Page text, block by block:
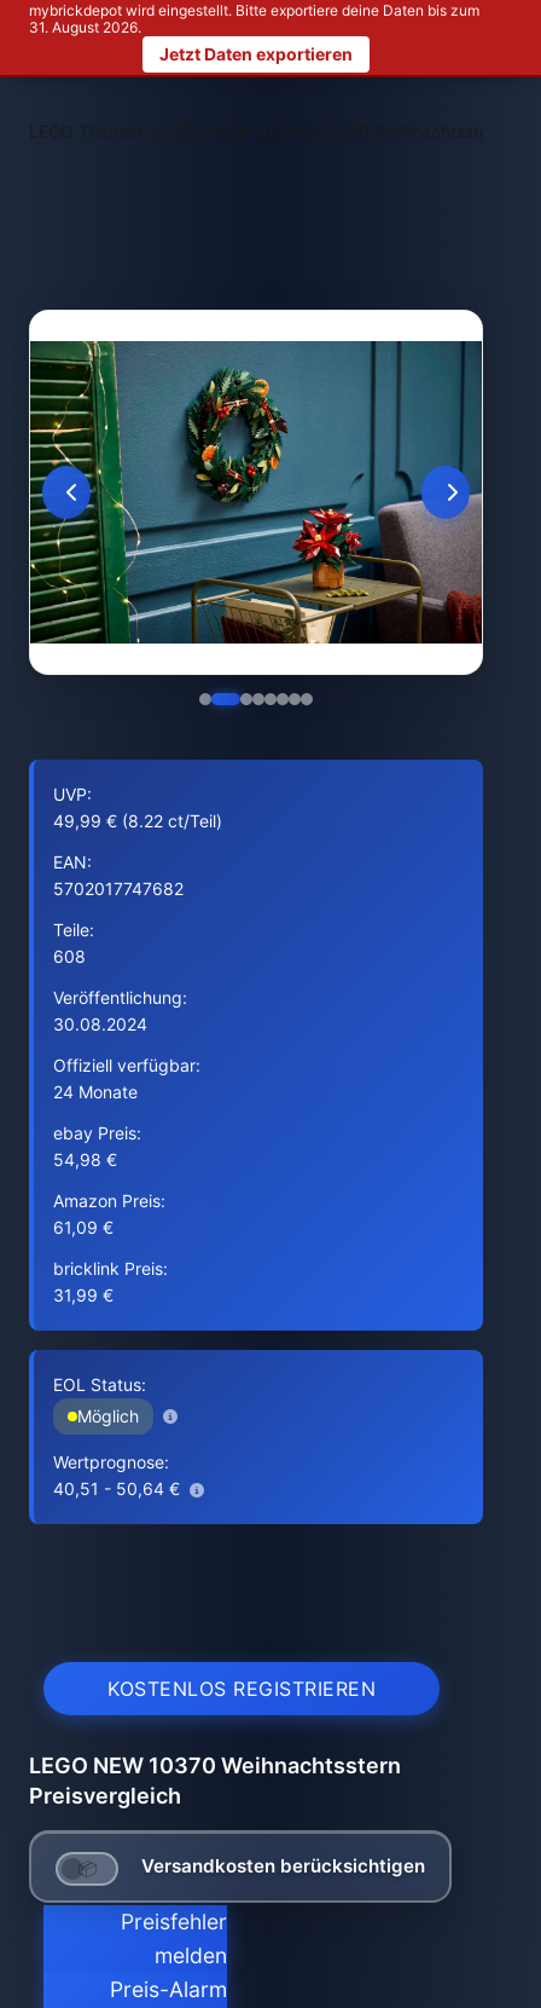
mybrickdepot wird eingestellt. Bitte exportiere deine Daten bis zum
31. August 2026.
Jetzt Daten exportieren
LEGO Themen > LEGO 10370 Weihnachtsstern
UVP:
49,99 € (8.22 ct/Teil)
EAN:
5702017747682
Teile:
608
Veröffentlichung:
30.08.2024
Offiziell verfügbar:
24 Monate
ebay Preis:
54,98 €
Amazon Preis:
61,09 €
bricklink Preis:
31,99 €
EOL Status:
Möglich
Wertprognose:
40,51 - 50,64 €
KOSTENLOS REGISTRIEREN
LEGO NEW 10370 Weihnachtsstern
Preisvergleich
Versandkosten berücksichtigen
Preisfehler
melden
Preis-Alarm